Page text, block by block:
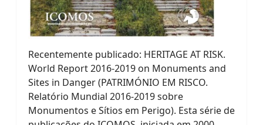
Recentemente publicado: HERITAGE AT RISK.
World Report 2016-2019 on Monuments and
Sites in Danger (PATRIMÓNIO EM RISCO.
Relatório Mundial 2016-2019 sobre
Monumentos e Sítios em Perigo). Esta série de